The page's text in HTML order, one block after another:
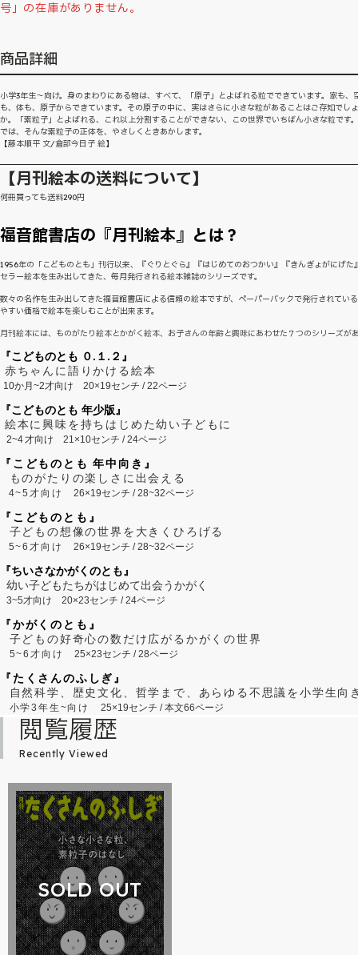
号」の在庫がありません。
商品詳細
小学3年生〜向け。身のまわりにある物は、すべて、「原子」とよばれる粒でできています。家も、
も、体も、原子からできています。その原子の中に、実はさらに小さな粒があることはご存知でし
か。「素粒子」とよばれる、これ以上分割することができない、この世界でいちばん小さな粒です
では、そんな素粒子の正体を、やさしくときあかします。
【藤本順平 文/倉部今日子 絵】
【月刊絵本の送料について】
何冊買っても送料290円
福音館書店の『月刊絵本』とは？
1956年の「こどものとも」刊行以来、『ぐりとぐら』『はじめてのおつかい』『きんぎょがにげた
セラー絵本を生み出してきた、毎月発行される絵本雑誌のシリーズです。
数々の名作を生み出してきた福音館書店による信頼の絵本ですが、ペーパーバックで発行されてい
やすい価格で絵本を楽しむことが出来ます。
月刊絵本には、ものがたり絵本とかがく絵本、お子さんの年齢と興味にあわせた７つのシリーズが
『こどものとも ０.１.２』
赤ちゃんに語りかける絵本
10か月~2才向け 20×19センチ / 22ページ
『こどものとも 年少版』
絵本に興味を持ちはじめた幼い子どもに
2~4才向け 21×10センチ / 24ページ
『こどものとも 年中向き』
ものがたりの楽しさに出会える
4~5才向け26×19センチ / 28~32ページ
『こどものとも』
子どもの想像の世界を大きくひろげる
5~6才向け26×19センチ / 28~32ページ
『ちいさなかがくのとも』
幼い子どもたちがはじめて出会うかがく
3~5才向け 20×23センチ / 24ページ
『かがくのとも』
子どもの好奇心の数だけ広がるかがくの世界
5~6才向け25×23センチ / 28ページ
『たくさんのふしぎ』
自然科学、歴史文化、哲学まで、あらゆる不思議を小学生向
小学3年生~向け 25×19センチ / 本文66ページ
閲覧履歴
Recently Viewed
SOLD OUT